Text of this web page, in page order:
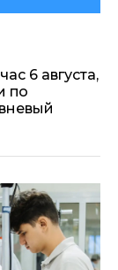
6 августа,
по